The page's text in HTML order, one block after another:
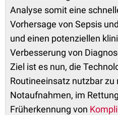
Analyse somit eine
Vorhersage von Sepsis
und einen potenziellen
Verbesserung von
Ziel ist es nun, die
Routineeinsatz nutzbar
Notaufnahmen, im
Früherkennung von